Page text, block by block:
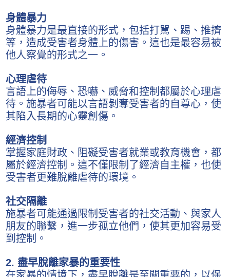
身體暴力
身體暴力是最直接的形式，包括打駡、踢、推擠
等，造成受害者身體上的傷害。這也是最容易被
他人察覺的形式之一。
心理虐待
言語上的侮辱、恐嚇、威脅和控制都屬於心理虐
待。施暴者可能以言語剝奪受害者的自尊心，使
其陷入長期的心靈創傷。
經濟控制
掌握家庭財政、阻礙受害者就業或教育機會，都
屬於經濟控制。這不僅限制了經濟自主權，也使
受害者更難脫離虐待的環境。
社交隔離
施暴者可能通過限制受害者的社交活動、與家人
朋友的聯繫，進一步孤立他們，使其更加容易受
到控制。
2. 盡早脫離家暴的重要性